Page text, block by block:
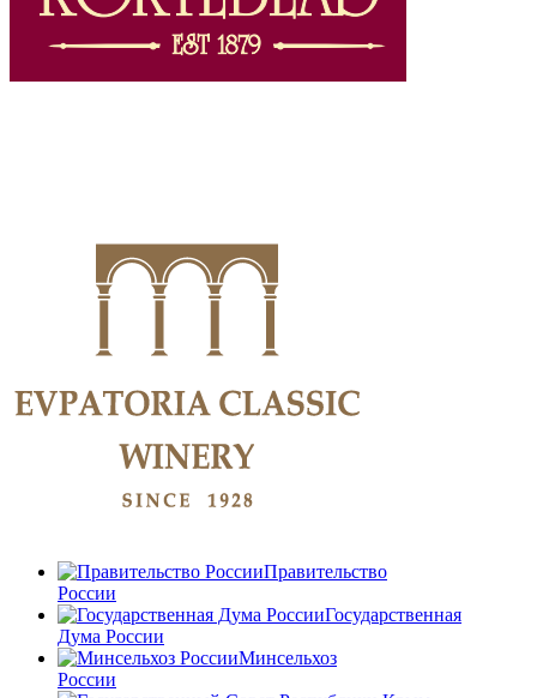
Правительство
России
Государственная
Дума России
Минсельхоз
России